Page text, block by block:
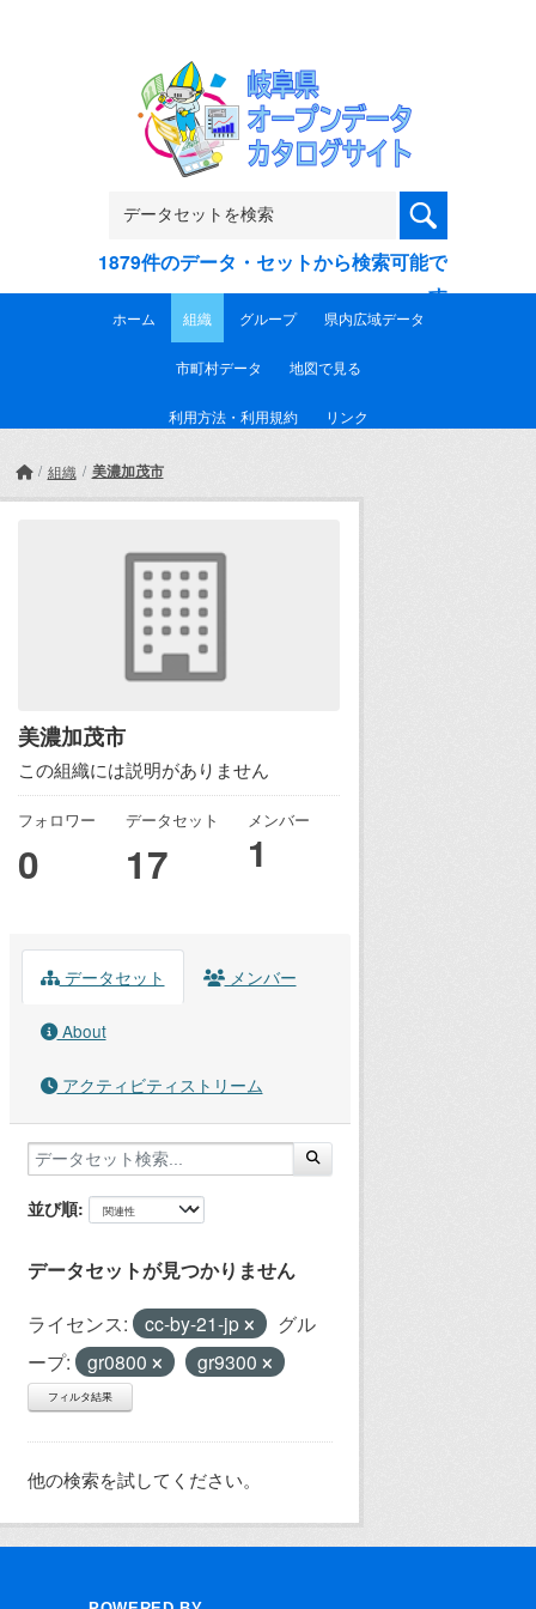
1879件のデータ・セットから検索可能で
す
ホーム 組織 グループ 県内広域データ
市町村データ 地図で見る
利用方法・利用規約 リンク
組織 美濃加茂市
美濃加茂市
この組織には説明がありません
フォロワー
0
データセット
17
メンバー
1
データセット メンバー
About
アクティビティストリーム
並び順
データセットが見つかりません
ライセンス: cc-by-21-jp
グル
ープ:
gr0800 gr9300
フィルタ結果
他の検索を試してください。